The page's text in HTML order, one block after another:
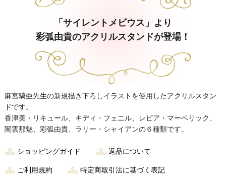
「サイレントメビウス」より
彩弧由貴のアクリルスタンドが登場！
麻宮騎亜先生の新規描き下ろしイラストを使用したアクリルスタン
ドです。
香津美・リキュール、キディ・フェニル、レビア・マーベリック、
闇雲那魅、彩弧由貴、ラリー・シャイアンの６種類です。
ショッピングガイド 返品について
ご利用規約 特定商取引法に基づく表記